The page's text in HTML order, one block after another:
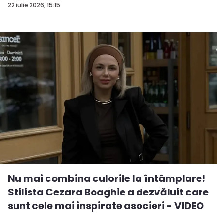
22 iulie 2026, 15:15
Nu mai combina culorile la întâmplare!
Stilista Cezara Boaghie a dezvăluit care
sunt cele mai inspirate asocieri - VIDEO